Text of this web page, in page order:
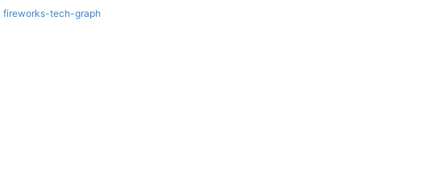
fireworks-tech-graph